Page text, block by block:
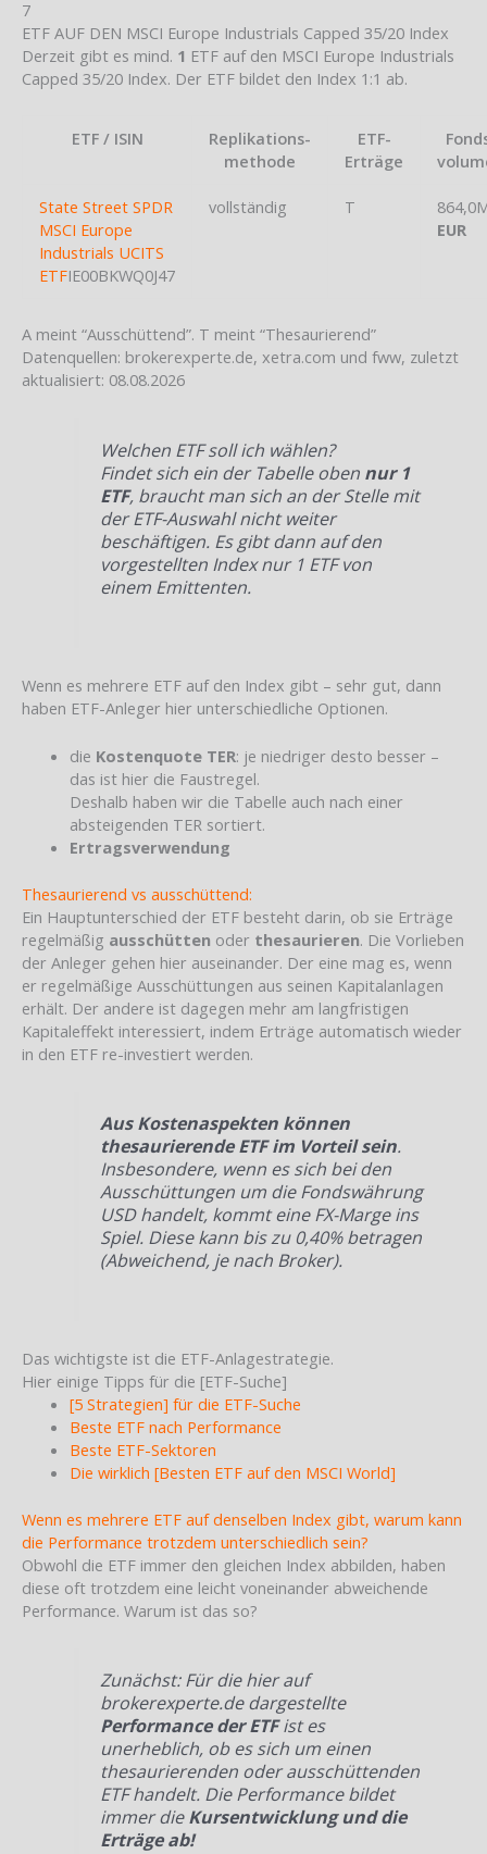
7
ETF AUF DEN MSCI Europe Industrials Capped 35/20 Index
Derzeit gibt es mind. 1 ETF auf den MSCI Europe Industrials
Capped 35/20 Index. Der ETF bildet den Index 1:1 ab.
ETF / ISIN
Replikations-
methode
ETF-
Erträge
State Street SPDR
MSCI Europe
Industrials UCITS
ETFIE00BKWQ0J47
vollständig T
EUR
A meint “Ausschüttend”. T meint “Thesaurierend”
Datenquellen: brokerexperte.de, xetra.com und fww, zuletzt
aktualisiert: 08.08.2026
Welchen ETF soll ich wählen?
Findet sich ein der Tabelle oben nur 1
ETF, braucht man sich an der Stelle mit
der ETF-Auswahl nicht weiter
beschäftigen. Es gibt dann auf den
vorgestellten Index nur 1 ETF von
einem Emittenten.
Wenn es mehrere ETF auf den Index gibt – sehr gut, dann
haben ETF-Anleger hier unterschiedliche Optionen.
die Kostenquote TER: je niedriger desto besser –
das ist hier die Faustregel.
Deshalb haben wir die Tabelle auch nach einer
absteigenden TER sortiert.
Ertragsverwendung
Thesaurierend vs ausschüttend:
Ein Hauptunterschied der ETF besteht darin, ob sie Erträge
regelmäßig ausschütten oder thesaurieren. Die Vorlieben
der Anleger gehen hier auseinander. Der eine mag es, wenn
er regelmäßige Ausschüttungen aus seinen Kapitalanlagen
erhält. Der andere ist dagegen mehr am langfristigen
Kapitaleffekt interessiert, indem Erträge automatisch wieder
in den ETF re-investiert werden.
Aus Kostenaspekten können
thesaurierende ETF im Vorteil sein.
Insbesondere, wenn es sich bei den
Ausschüttungen um die Fondswährung
USD handelt, kommt eine FX-Marge ins
Spiel. Diese kann bis zu 0,40% betragen
(Abweichend, je nach Broker).
Das wichtigste ist die ETF-Anlagestrategie.
Hier einige Tipps für die [ETF-Suche]
[5 Strategien] für die ETF-Suche
Beste ETF nach Performance
Beste ETF-Sektoren
Die wirklich [Besten ETF auf den MSCI World]
Wenn es mehrere ETF auf denselben Index gibt, warum kann
die Performance trotzdem unterschiedlich sein?
Obwohl die ETF immer den gleichen Index abbilden, haben
diese oft trotzdem eine leicht voneinander abweichende
Performance. Warum ist das so?
Zunächst: Für die hier auf
brokerexperte.de dargestellte
Performance der ETFist es
unerheblich, ob es sich um einen
thesaurierenden oder ausschüttenden
ETF handelt. Die Performance bildet
immer dieKursentwicklung und die
Erträge ab!